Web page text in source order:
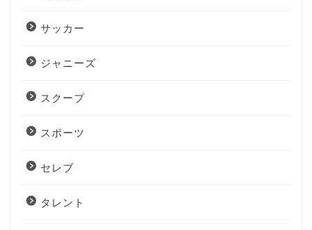
サッカー
ジャニーズ
スクープ
スポーツ
セレブ
タレント